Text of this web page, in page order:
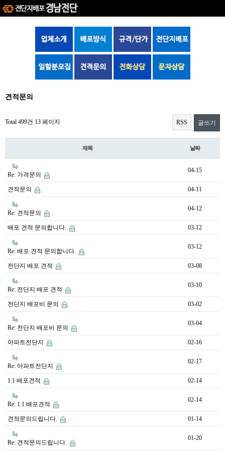
견적문의
Total 499건 13 페이지 RSS 글쓰기
제목 날짜
Re: 가격문의
04-15
견적문의 04-11
Re: 견적문의
04-12
배포 견적 문의합니다. 03-12
Re: 배포 견적 문의합니다.
03-12
전단지 배포 견적 03-08
Re: 전단지 배포 견적
03-10
전단지 배포비 문의 03-02
Re: 전단지 배포비 문의
03-04
아파트전단지 02-16
Re: 아파트전단지
02-17
1:1 배포견적 02-14
Re: 1:1 배포견적
02-14
견적문의드립니다. 01-14
Re: 견적문의드립니다.
01-20